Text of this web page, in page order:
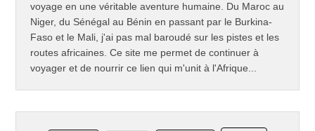
voyage en une véritable aventure humaine. Du Maroc au
Niger, du Sénégal au Bénin en passant par le Burkina-
Faso et le Mali, j'ai pas mal baroudé sur les pistes et les
routes africaines. Ce site me permet de continuer à
voyager et de nourrir ce lien qui m'unit à l'Afrique...